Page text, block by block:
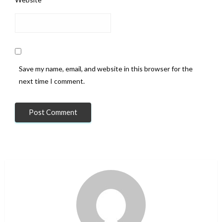
den Bundestag mit 4,981% der Stimmen – ein minimaler
Sollte die Neuauszählung ergeben, dass das BSW
würde sich die Zusammensetzung des Bundestages
fundamental ändern. Die BSW-Partei würde mit
Konsequenz wäre ein politischer Erdstoß: Die Regierung
Merz würde mit einem Schlag ihre knappe Mehrheit
Sahra Wagenknecht hat Merz bereits
demokratische Legitimation
abgesprochen, da bei
einem korrekten Ergebnis die Mehrheit von CDU/CSU
und SPD nicht tragfähig wäre. Die Möglichkeit, dass der
amtierende Kanzler faktisch zu Unrecht gewählt wurde,
Save my name, email, and website in this browser for the
next time I comment.